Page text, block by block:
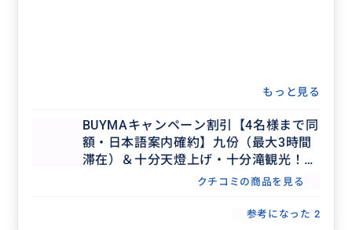
もっと見る
BUYMAキャンペーン割引【4名様まで同
額・日本語案内確約】九份（最大3時間
滞在）＆十分天燈上げ・十分滝観光！セ
ダンで行く貸切7時間ツアー（士林夜
クチコミの商品を見る
参考になった 2